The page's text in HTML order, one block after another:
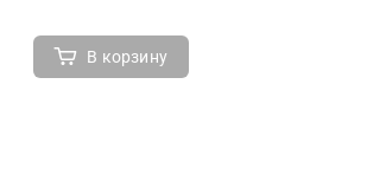
В корзину